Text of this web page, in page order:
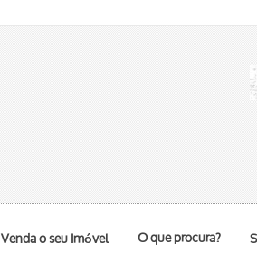
Venda o seu Imóvel O que procura?